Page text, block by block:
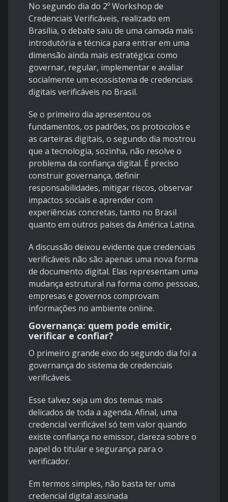
No segundo dia do 2º Workshop de
Credenciais Verificáveis, realizado em
Brasília, o debate saiu de uma camada mais
introdutória e técnica para entrar em uma
dimensão ainda mais estratégica: como
governar, regular, implementar e avaliar
socialmente um ecossistema de credenciais
digitais verificáveis no Brasil.
Se o primeiro dia apresentou os
fundamentos, os padrões, os protocolos e
as carteiras digitais, o segundo dia mostrou
que a tecnologia, sozinha, não resolve o
problema da confiança digital. É preciso
construir governança, definir
responsabilidades, mitigar riscos, observar
impactos sociais e aprender com
experiências concretas, tanto no Brasil
quanto em outros países da América Latina.
A discussão deixou evidente que credenciais
verificáveis não são apenas uma nova forma
de documento digital. Elas representam uma
mudança estrutural na forma como pessoas,
empresas e governos comprovam
informações no ambiente online.
Governança: quem pode emitir,
verificar e confiar?
O primeiro grande eixo do segundo dia foi a
governança do sistema de credenciais
verificáveis.
Esse talvez seja um dos temas mais
delicados de toda a agenda. Afinal, uma
credencial verificável só tem valor quando
existe confiança no emissor, clareza sobre o
papel do titular e segurança para o
verificador.
Em termos simples, não basta ter uma
credencial digital assinada